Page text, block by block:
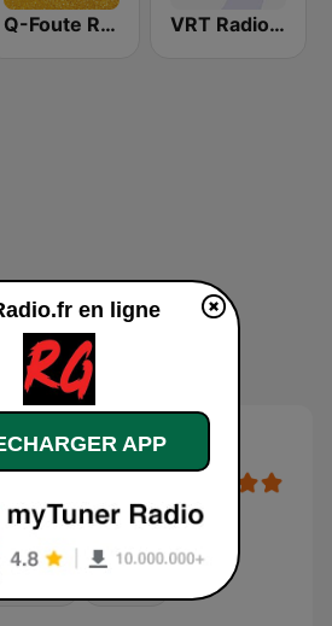
Q-Foute Radio VRT Radio 2 Bene Bene
90
en ligne
APP